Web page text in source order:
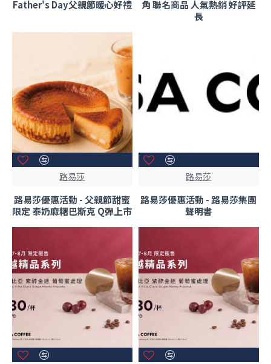
Father's Day父親節暖心好禮
角 聯名商品 人氣熱銷 好評延
長
路易莎
路易莎優惠活動 - 父親節甜蜜
限定 泰奶麻糬巴斯克 Q彈上市
路易莎
路易莎優惠活動 - 路易莎集團
聲明書